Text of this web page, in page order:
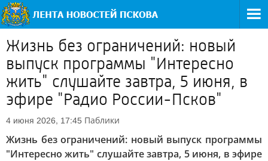
Жизнь без ограничений: новый
выпуск программы "Интересно
жить" слушайте завтра, 5 июня, в
эфире "Радио России-Псков"
4 июня 2026, 17:45 Паблики
Жизнь без ограничений: новый выпуск программы
"Интересно жить" слушайте завтра, 5 июня, в эфире